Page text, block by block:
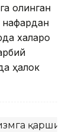
олинган
нафардан
халқаро
ҳалок
қарши